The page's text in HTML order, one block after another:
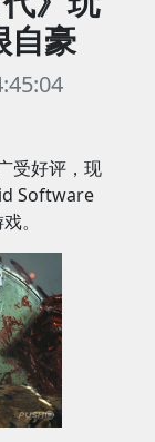
自豪
受好评，现
Software
。